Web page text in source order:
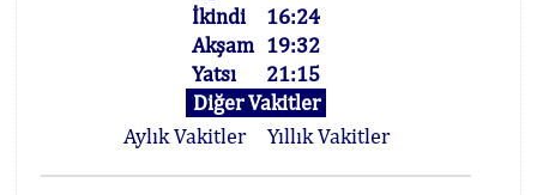
İkindi
16:24
Akşam 19:32
Yatsı
21:15
Diğer Vakitler
Aylık Vakitler
Yıllık Vakitler